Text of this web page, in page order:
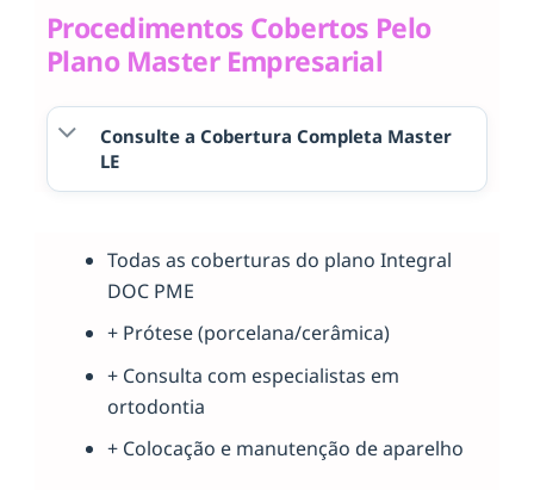
Procedimentos Cobertos Pelo
Plano Master Empresarial
Consulte a Cobertura Completa Master
LE
Todas as coberturas do plano Integral
DOC PME
+ Prótese (porcelana/cerâmica)
+ Consulta com especialistas em
ortodontia
+ Colocação e manutenção de aparelho